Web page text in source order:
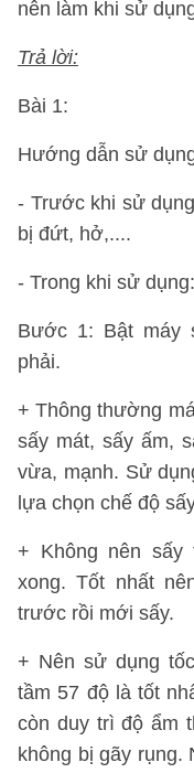
nên làm khi sử
Trả lời:
Bài 1:
Hướng dẫn sử
- Trước khi sử
bị đứt, hở,....
- Trong khi sử dụng:
Bước 1: Bật máy
phải.
+ Thông thường
sấy mát, sấy ấm,
vừa, mạnh. Sử
lựa chọn chế độ
+ Không nên sấy
xong. Tốt nhất
trước rồi mới sấy.
+ Nên sử dụng
tầm 57 độ là tốt
còn duy trì độ ẩm
không bị gãy rụng.